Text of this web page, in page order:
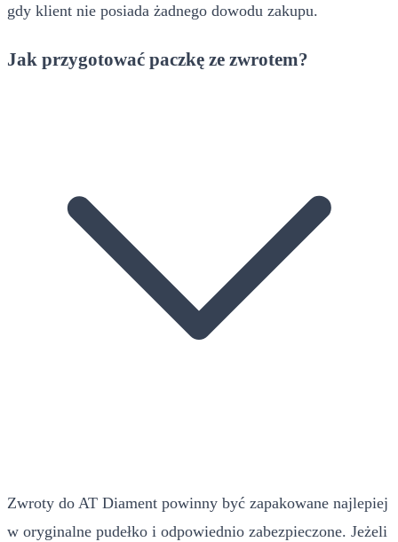
gdy klient nie posiada żadnego dowodu zakupu.
Jak przygotować paczkę ze zwrotem?
Zwroty do AT Diament powinny być zapakowane najlepiej
w oryginalne pudełko i odpowiednio zabezpieczone. Jeżeli